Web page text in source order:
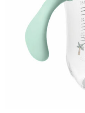
Kleding
Home & living
Wellness
Gereedschap &